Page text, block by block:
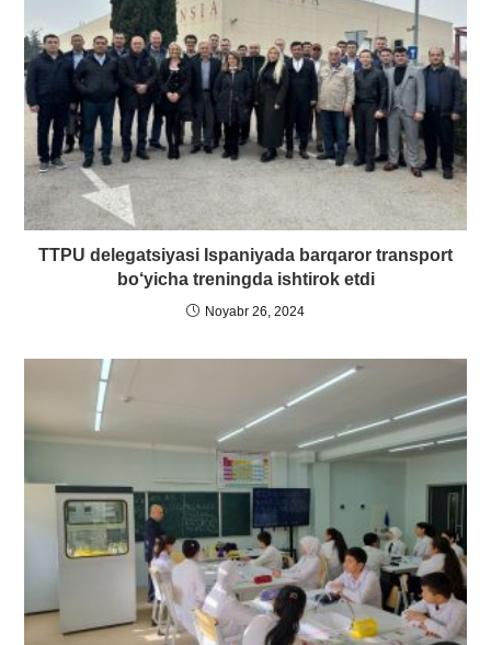
TTPU delegatsiyasi Ispaniyada barqaror transport
bo‘yicha treningda ishtirok etdi
Noyabr 26, 2024